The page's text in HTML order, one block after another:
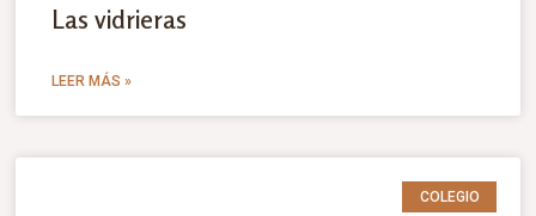
Las vidrieras
LEER MÁS »
COLEGIO